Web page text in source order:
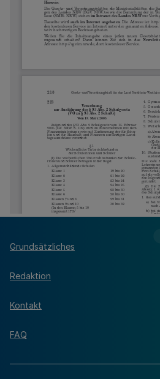
Grundsätzliches
Redaktion
Kontakt
FAQ